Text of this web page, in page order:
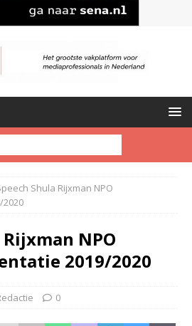
Shula Rijxman NPO
NPO
2019/2020
0